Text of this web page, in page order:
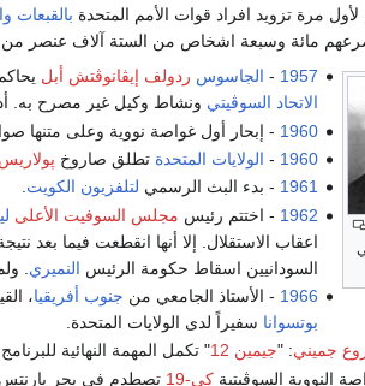
لأول مرة تزويد افراد قوات الأمم المتحدة بالقبعات
مائة وسبعة اشخاص من الستة آلاف عنصر من
1957
- الجاسوس ردولف إيڤانوڤتش أبل
الاتحاد السوڤيتي ونشاط وكيل غير مصرح به.
1960 - إبحار أول غواصة نووية وعلى متنها
1960
- الولايات المتحدة تطلق صاروخ پولاريس
1961 - بدء البث الرسمي لتلفزيون الكويت.
1962 - اختتم رئيس مجلس السوفيت الأعلى
اعقاب الاستقلال. إلا أنها انقطعت فيما بعد
السودانيين اسقاط حكومة الرئيس النميري .
1966 - الأستاذ الجامعي من جنوب أفريقيا،
بوتسوانا سفيراً لدى الولايات المتحدة.
جميني: "جيمين 12
" تكمل المهمة النهائية
النووية السوڤيتيةكي-19 تصطدم في بحر بارنتس